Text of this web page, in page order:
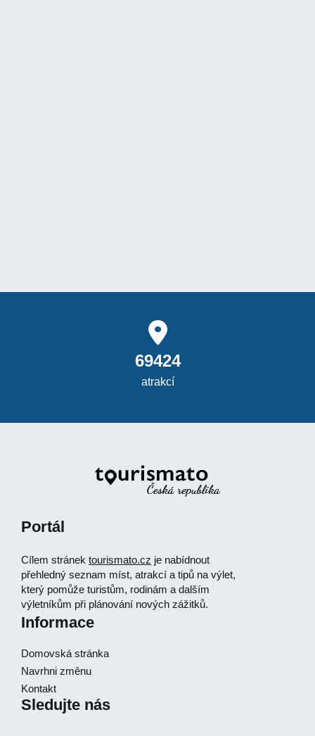
69424
atrakcí
Portál
Cílem stránek tourismato.cz je nabídnout
přehledný seznam míst, atrakcí a tipů na výlet,
který pomůže turistům, rodinám a dalším
výletníkům při plánování nových zážitků.
Informace
Domovská stránka
Navrhni změnu
Kontakt
Sledujte nás